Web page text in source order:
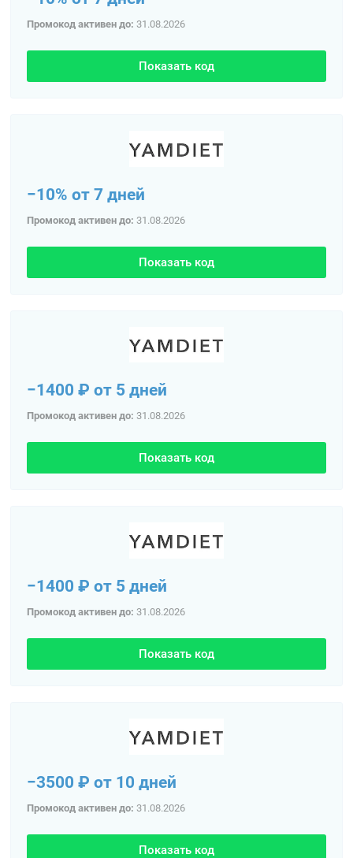
Промокод активен до: 31.08.2026
Показать код
−10% от 7 дней
Промокод активен до: 31.08.2026
Показать код
−1400 ₽ от 5 дней
Промокод активен до: 31.08.2026
Показать код
−1400 ₽ от 5 дней
Промокод активен до: 31.08.2026
Показать код
−3500 ₽ от 10 дней
Промокод активен до: 31.08.2026
Показать код